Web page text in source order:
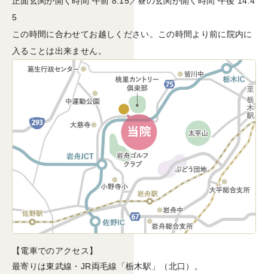
5
この時間に合わせてお越しください。この時間より前に院内に
入ることは出来ません。
【電車でのアクセス】
最寄りは東武線・JR両毛線「栃木駅」（北口）。